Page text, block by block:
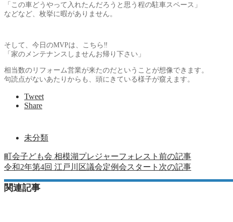
「この車どうやって入れたんだろうと思う程の駐車スペース」
などなど、枚挙に暇がありません。
そして、今日のMVPは、こちら‼️
「家のメンテナンスしませんお帰り下さい」
相当数のリフォーム営業が来たのだということが想像できます。
句読点がないあたりからも、頭にきている様子が窺えます。
Tweet
Share
未分類
町会子ども会 相模湖プレジャーフォレスト 前の記事
令和2年第4回 江戸川区議会定例会スタート 次の記事
関連記事